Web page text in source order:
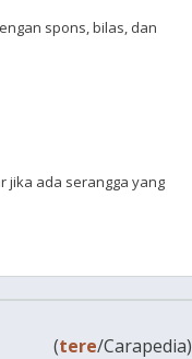
spons, bilas, dan
jika ada serangga yang
(tere/Carapedia)